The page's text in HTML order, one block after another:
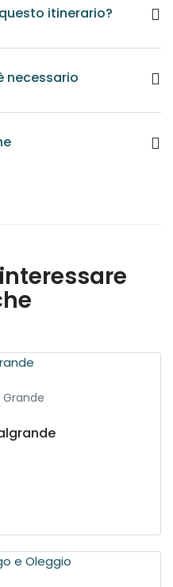
itinerario?
necessario
Grande